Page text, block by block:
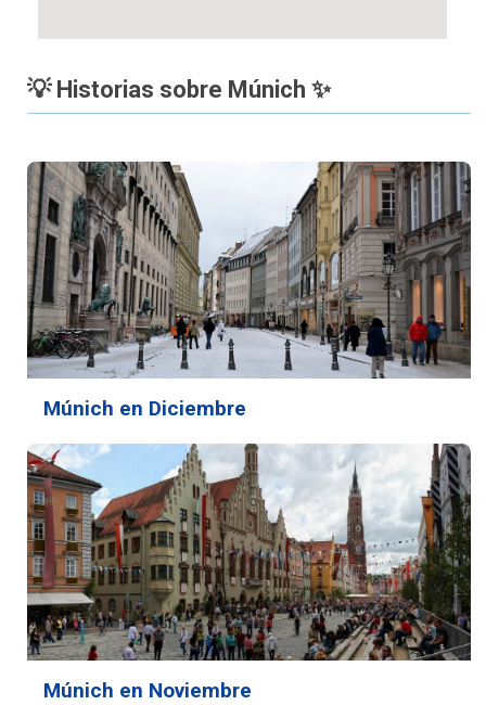
💡 Historias sobre Múnich ✨
Múnich en Diciembre
Múnich en Noviembre